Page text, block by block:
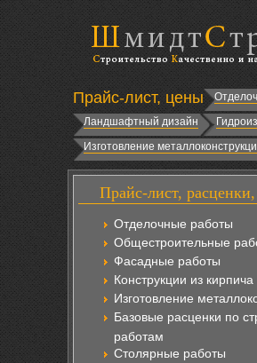
Прайс-лист, цены
Ландшафтный дизайн
Изготовление
Прайс-лист, расценки,
Отделочные работы
Общестроительные
Фасадные работы
Конструкции из
Изготовление
Базовые расценки по
работам
Столярные работы